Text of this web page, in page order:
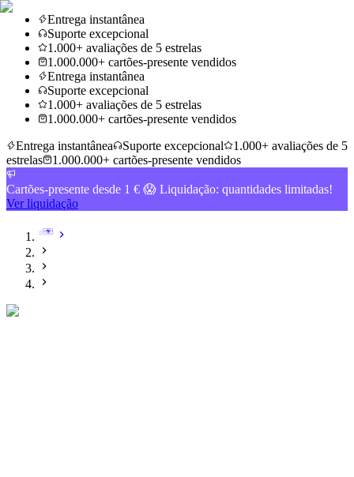
Entrega instantânea
Suporte excepcional
1.000+ avaliações de 5 estrelas
1.000.000+ cartões-presente vendidos
Entrega instantânea
Suporte excepcional
1.000+ avaliações de 5 estrelas
1.000.000+ cartões-presente vendidos
Entrega instantânea
Suporte excepcional
1.000+ avaliações de 5
estrelas
1.000.000+ cartões-presente vendidos
Cartões-presente desde 1 € 😱 Liquidação: quantidades limitadas!
Ver liquidação